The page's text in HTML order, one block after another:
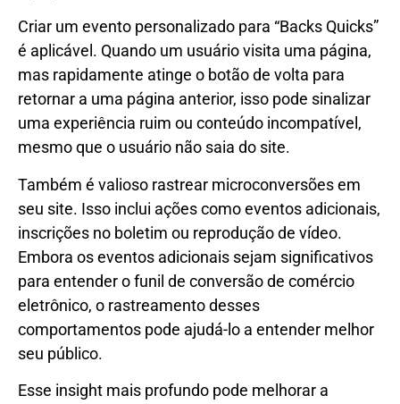
Criar um evento personalizado para “Backs Quicks”
é aplicável. Quando um usuário visita uma página,
mas rapidamente atinge o botão de volta para
retornar a uma página anterior, isso pode sinalizar
uma experiência ruim ou conteúdo incompatível,
mesmo que o usuário não saia do site.
Também é valioso rastrear microconversões em
seu site. Isso inclui ações como eventos adicionais,
inscrições no boletim ou reprodução de vídeo.
Embora os eventos adicionais sejam significativos
para entender o funil de conversão de comércio
eletrônico, o rastreamento desses
comportamentos pode ajudá-lo a entender melhor
seu público.
Esse insight mais profundo pode melhorar a